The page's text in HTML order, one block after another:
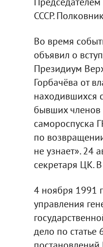
СССР.
Во время
объявил о
Президиум
Горбачёва от
находившихся
бывших членов
самороспуска
по
не узнает». 24
секретаря ЦК.
4 ноября 1991
управления
дело по